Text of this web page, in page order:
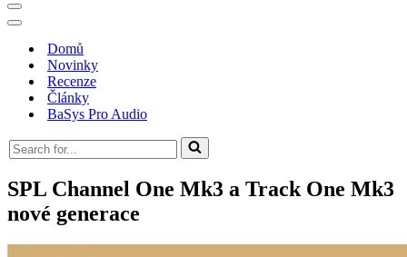
Navigační
menu
Navigační
Domů
Novinky
Recenze
Články
BaSys Pro Audio
Vyhledat
...
SPL Channel One Mk3 a Track One Mk3
nové generace